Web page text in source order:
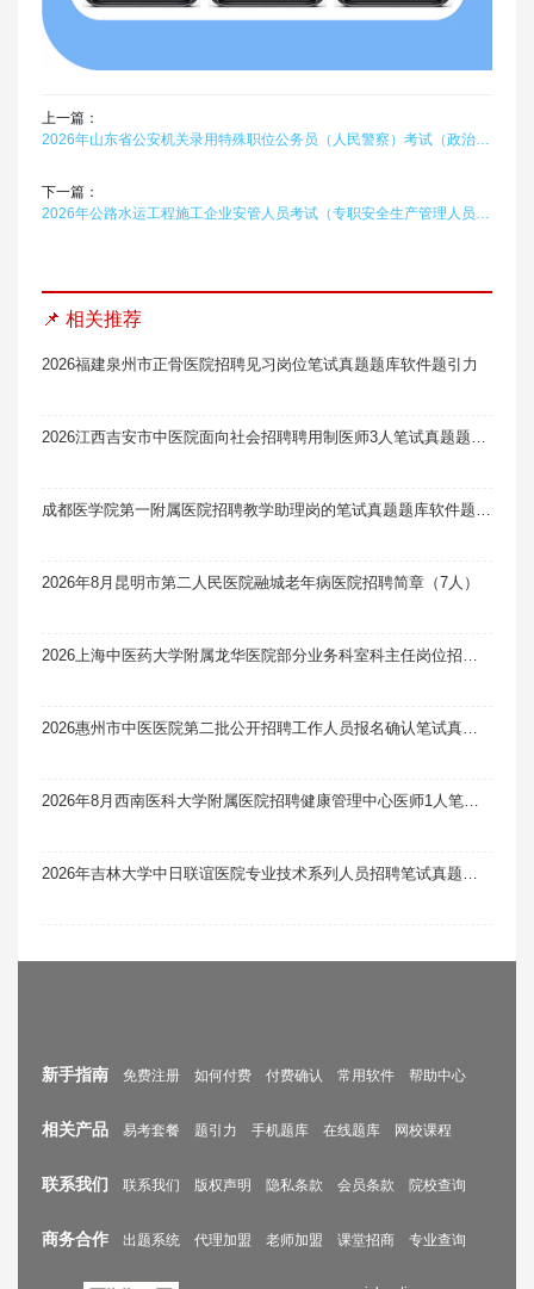
上一篇：
2026年山东省公安机关录用特殊职位公务员（人民警察）考试（政治、法律等方面知识）在线题库题引力
下一篇：
2026年公路水运工程施工企业安管人员考试（专职安全生产管理人员·C类）题库软件（水运工程）题引力
📌 相关推荐
2026福建泉州市正骨医院招聘见习岗位笔试真题题库软件题引力
2026年8月昆明市第二人民医院融城老年病医院招聘简章（7人）
新手指南 免费注册 如何付费 付费确认 常用软件 帮助中心
相关产品 易考套餐 题引力 手机题库 在线题库 网校课程
联系我们 联系我们 版权声明 隐私条款 会员条款 院校查询
商务合作 出题系统 代理加盟 老师加盟 课堂招商 专业查询